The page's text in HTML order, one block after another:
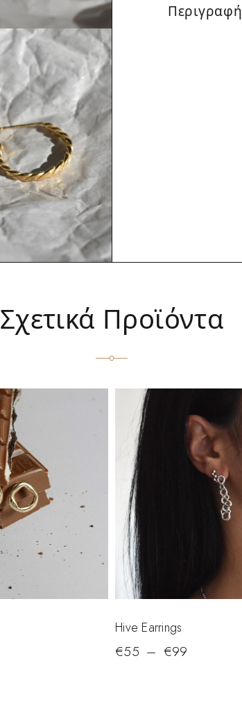
Περιγραφή
Σχετικά Προϊόντα
Hive Earrings
€55 – €99